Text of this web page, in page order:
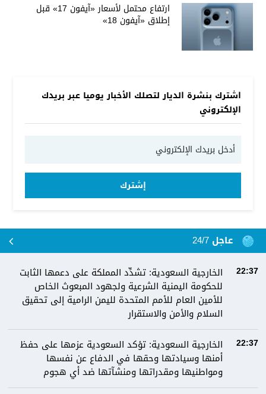
ارتفاع محتمل لأسعار «آيفون 17» قبل
إطلاق «آيفون 18»
اشترك بنشرة الديار لتصلك الأخبار يوميا عبر بريدك
الإلكتروني
إشترك
عاجل 24/7
22:37
الخارجية السعودية: تشدِّد المملكة على دعمها الثابت
للحكومة اليمنية الشرعية ولجهود المبعوث الخاص
للأمين العام للأمم المتحدة لليمن الرامية إلى تحقيق
السلام والأمن والاستقرار
22:37
الخارجية السعودية: تؤكد السعودية عزمها على حفظ
أمنها وسيادتها وحقها في الدفاع عن نفسها
ومواطنيها ومقدراتها ومنشآتها ضد أي هجوم